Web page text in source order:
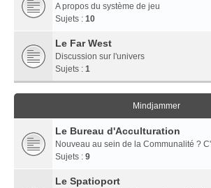
A propos du système de jeu
Sujets : 10
Le Far West
Discussion sur l'univers
Sujets : 1
Mindjammer
Le Bureau d'Acculturation
Nouveau au sein de la Communalité ?
Sujets : 9
Le Spatioport